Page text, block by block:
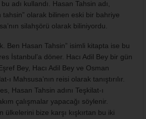
adı kullandı. Hasan Tahsin adı,
tahsin” olarak bilinen eski bir bahriye
silahşörü olarak biliniyordu.
Ben Hasan Tahsin” isimli kitapta ise bu
İstanbul’a döner. Hacı Adil Bey bir gün
Bey, Hacı Adil Bey ve Osman
Mahsusa’nın reisi olarak tanıştırılır.
Hasan Tahsin adını Teşkilat-ı
çalışmalar yapacağı söylenir.
bize karşı kışkırtan bu iki